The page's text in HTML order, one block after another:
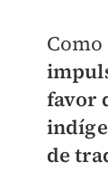
favor
de